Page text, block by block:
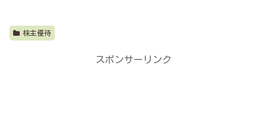
株主優待
スポンサーリンク